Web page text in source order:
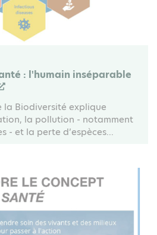
: l'humain inséparable
la Biodiversité explique
la pollution - notamment
- et la perte d’espèces...